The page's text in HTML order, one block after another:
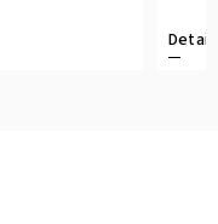
Detail